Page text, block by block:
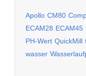
Apollo CM80
ECAM28 ECAM45
PH-Wert QuickMill
wasser